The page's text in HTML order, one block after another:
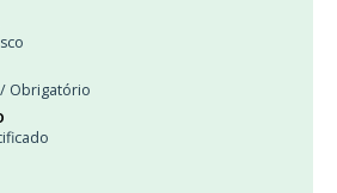
Obrigatório